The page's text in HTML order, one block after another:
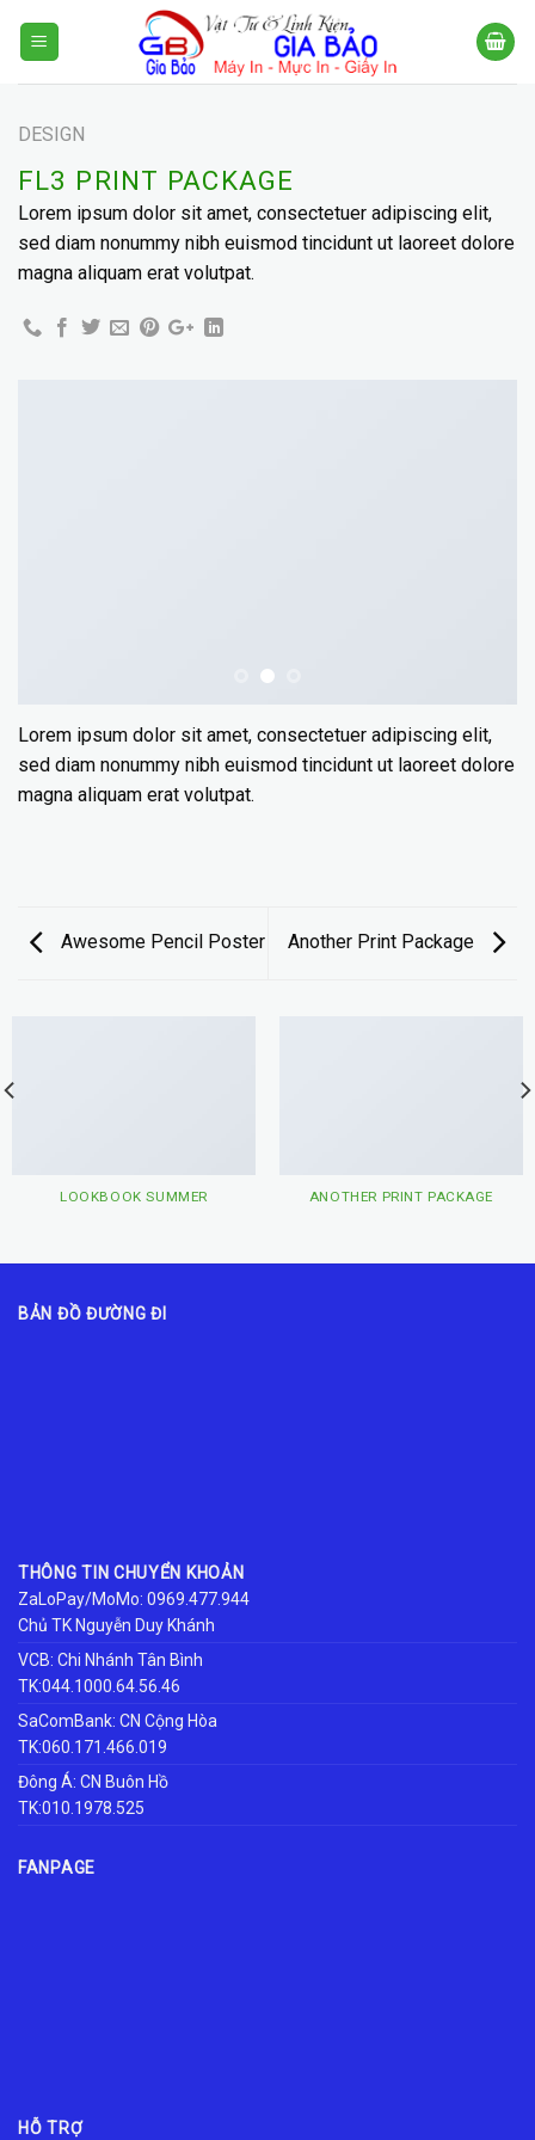
DESIGN
FL3 PRINT PACKAGE
Lorem ipsum dolor sit amet, consectetuer adipiscing elit,
sed diam nonummy nibh euismod tincidunt ut laoreet dolore
magna aliquam erat volutpat.
Lorem ipsum dolor sit amet, consectetuer adipiscing elit,
sed diam nonummy nibh euismod tincidunt ut laoreet dolore
magna aliquam erat volutpat.
Awesome Pencil Poster Another Print Package
LOOKBOOK SUMMER ANOTHER PRINT PACKAGE
BẢN ĐỒ ĐƯỜNG ĐI
THÔNG TIN CHUYỂN KHOẢN
ZaLoPay/MoMo: 0969.477.944
Chủ TK Nguyễn Duy Khánh
VCB: Chi Nhánh Tân Bình
TK:044.1000.64.56.46
SaComBank: CN Cộng Hòa
TK:060.171.466.019
Đông Á: CN Buôn Hồ
TK:010.1978.525
FANPAGE
HỖ TRỢ